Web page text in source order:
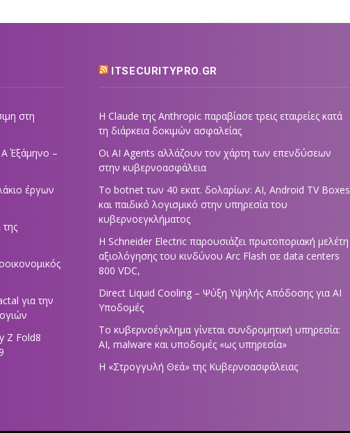
στη
Εξάμηνο –
έργων
για την
Z Fold8
ITSECURITYPRO.GR
Η Claude της Anthropic παραβίασε τρεις εταιρείες κατά
τη διάρκεια δοκιμών ασφαλείας
Οι AI Agents αλλάζουν τον χάρτη των επενδύσεων
στην κυβερνοασφάλεια
Το botnet των 40 εκατ. δολαρίων: AI, Android TV Boxes
και παιδικό λογισμικό στην υπηρεσία του
κυβερνοεγκλήματος
Η Schneider Electric παρουσιάζει πρωτοποριακή μελέτη
αξιολόγησης του κινδύνου Arc Flash σε data centers
800 VDC,
Direct Liquid Cooling – Ψύξη Υψηλής Απόδοσης για AI
Υποδομές
Το κυβερνοέγκλημα γίνεται συνδρομητική υπηρεσία:
AI, malware και υποδομές «ως υπηρεσία»
Η «Στρογγυλή Θεά» της Κυβερνοασφάλειας